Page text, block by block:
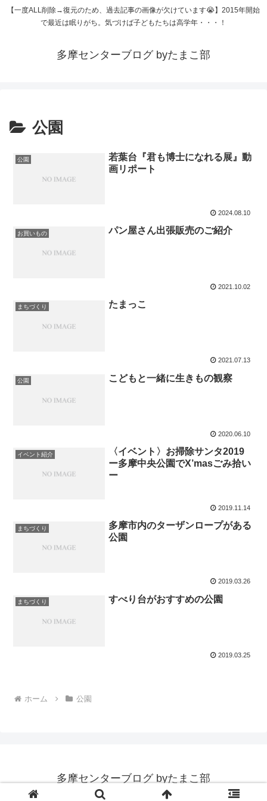
【一度ALL削除→復元のため、過去記事の画像が欠けています😭】2015年開始
で最近は眠りがち。気づけば子どもたちは高学年・・・！
多摩センターブログ byたまこ部
公園
公園
若葉台『君も博士になれる展』動
画リポート
2024.08.10
お買いもの パン屋さん出張販売のご紹介
2021.10.02
まちづくり たまっこ
2021.07.13
公園 こどもと一緒に生きもの観察
2020.06.10
イベント紹介
〈イベント〉お掃除サンタ2019
ー多摩中央公園でX’masごみ拾い
ー
2019.11.14
まちづくり
多摩市内のターザンロープがある
公園
2019.03.26
まちづくり すべり台がおすすめの公園
2019.03.25
ホーム 公園
多摩センターブログ byたまこ部
© 2015 多摩センターブログ byたまこ部.